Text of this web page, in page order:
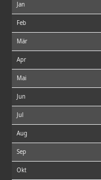
Jan
Feb
Mär
Apr
Mai
Jun
Jul
Aug
Sep
Okt